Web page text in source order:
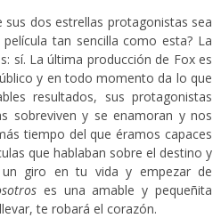
sus dos estrellas protagonistas sea
tan sencilla como esta? La
sí. La última producción de Fox es
y en todo momento da lo que
resultados, sus protagonistas
sobreviven y se enamoran y nos
tiempo del que éramos capaces
que hablaban sobre el destino y
giro en tu vida y empezar de
es una amable y pequeñita
te robará el corazón.